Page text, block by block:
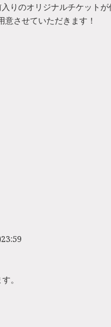
りのオリジナルチケットが
意させていただきます！
。